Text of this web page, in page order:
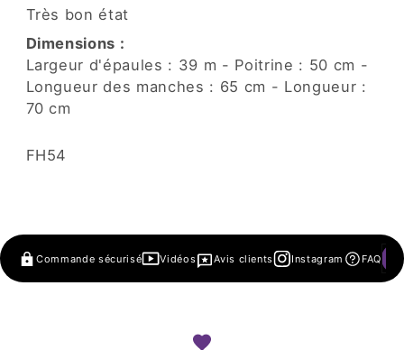
Très bon état
Dimensions :
Largeur d'épaules : 39 m - Poitrine : 50 cm -
Longueur des manches : 65 cm - Longueur :
70 cm
SKU:
FH54
Commande sécurisé Vidéos Avis clients Instagram FAQ